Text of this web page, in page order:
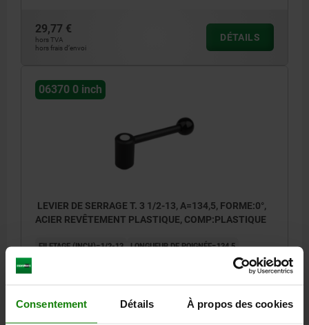
Consentement Détails À propos des cookies
29,77 €
hors TVA
hors frais d’envoi
DÉTAILS
06370 0 inch
LEVIER DE SERRAGE T. 3 1/2-13, A=134,5, FORME:0°,
ACIER REVÊTEMENT PLASTIQUE, COMP:PLASTIQUE
FILETAGE (INCH)=1/2-13 LONGUEUR DE POIGNÉE=134,5
D1=33 D2=32
NOMBRE DE DENTS =26
06370-3A52